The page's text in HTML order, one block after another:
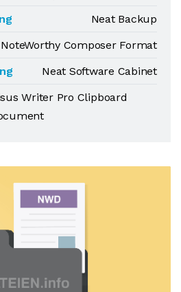
Neat Backup
NoteWorthy Composer Format
Neat Software Cabinet
Writer Pro Clipboard